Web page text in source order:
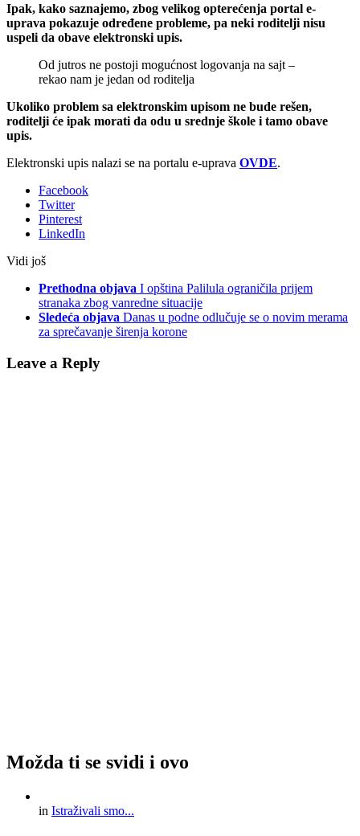
Ipak, kako saznajemo, zbog velikog opterećenja portal e-
uprava pokazuje određene probleme, pa neki roditelji nisu
uspeli da obave elektronski upis.
Od jutros ne postoji mogućnost logovanja na sajt –
rekao nam je jedan od roditelja
Ukoliko problem sa elektronskim upisom ne bude rešen,
roditelji će ipak morati da odu u srednje škole i tamo obave
upis.
Elektronski upis nalazi se na portalu e-uprava OVDE.
Facebook
Twitter
Pinterest
LinkedIn
Vidi još
Prethodna objava I opština Palilula ograničila prijem
stranaka zbog vanredne situacije
Sledeća objava Danas u podne odlučuje se o novim merama
za sprečavanje širenja korone
Leave a Reply
Možda ti se svidi i ovo
in Istraživali smo...